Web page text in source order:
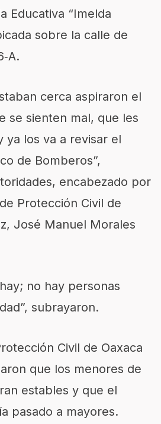
Educativa “Imelda
sobre la calle de
cerca aspiraron el
se sienten mal, que les
ya los va a revisar el
de Bomberos”,
encabezado por
Protección Civil de
José Manuel Morales
no hay personas
subrayaron.
Civil de Oaxaca
que los menores de
estables y que el
pasado a mayores.